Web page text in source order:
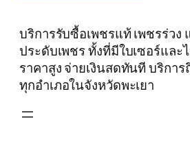
บริการรับซื้อเพชรแท้ เพชรร่วง
ประดับเพชร ทั้งที่มีใบเซอร์และ
ราคาสูง จ่ายเงินสดทันที บริกา
ทุกอำเภอในจังหวัดพะเยา